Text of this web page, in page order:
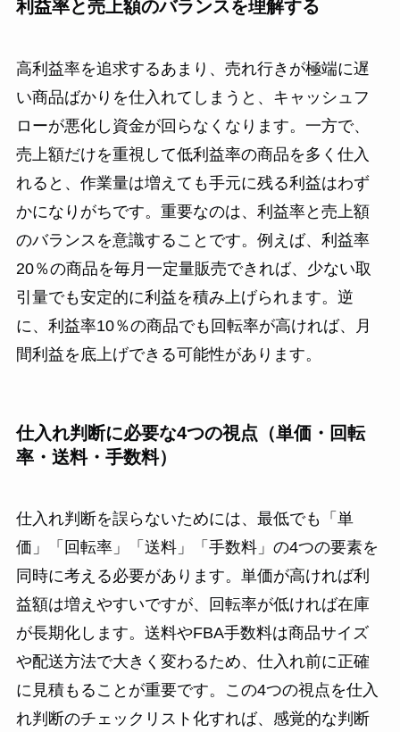
利益率と売上額のバランスを理解する
高利益率を追求するあまり、売れ行きが極端に遅
い商品ばかりを仕入れてしまうと、キャッシュフ
ローが悪化し資金が回らなくなります。一方で、
売上額だけを重視して低利益率の商品を多く仕入
れると、作業量は増えても手元に残る利益はわず
かになりがちです。重要なのは、利益率と売上額
のバランスを意識することです。例えば、利益率
20％の商品を毎月一定量販売できれば、少ない取
引量でも安定的に利益を積み上げられます。逆
に、利益率10％の商品でも回転率が高ければ、月
間利益を底上げできる可能性があります。
仕入れ判断に必要な4つの視点（単価・回転
率・送料・手数料）
仕入れ判断を誤らないためには、最低でも「単
価」「回転率」「送料」「手数料」の4つの要素を
同時に考える必要があります。単価が高ければ利
益額は増えやすいですが、回転率が低ければ在庫
が長期化します。送料やFBA手数料は商品サイズ
や配送方法で大きく変わるため、仕入れ前に正確
に見積もることが重要です。この4つの視点を仕入
れ判断のチェックリスト化すれば、感覚的な判断